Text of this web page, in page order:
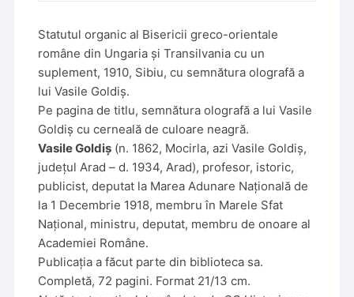
Statutul organic al Bisericii greco-orientale
române din Ungaria și Transilvania cu un
suplement, 1910, Sibiu, cu semnătura olografă a
lui Vasile Goldiș.
Pe pagina de titlu, semnătura olografă a lui Vasile
Goldiș cu cerneală de culoare neagră.
Vasile Goldiș (n. 1862, Mocirla, azi Vasile Goldiș,
județul Arad – d. 1934, Arad), profesor, istoric,
publicist, deputat la Marea Adunare Națională de
la 1 Decembrie 1918, membru în Marele Sfat
Național, ministru, deputat, membru de onoare al
Academiei Române.
Publicația a făcut parte din biblioteca sa.
Completă, 72 pagini. Format 21/13 cm.